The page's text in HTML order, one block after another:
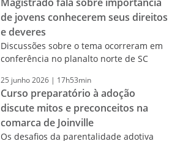
de jovens conhecerem seus direitos
e deveres
Discussões sobre o tema ocorreram em
conferência no planalto norte de SC
25 junho2026 | 17h53min
Curso preparatório à adoção
discute mitos e preconceitos na
comarca de Joinville
Os desafios da parentalidade adotiva